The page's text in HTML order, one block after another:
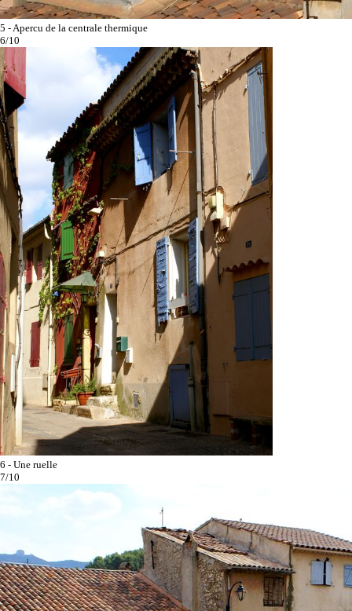
5 - Apercu de la centrale thermique
6/10
6 - Une ruelle
7/10